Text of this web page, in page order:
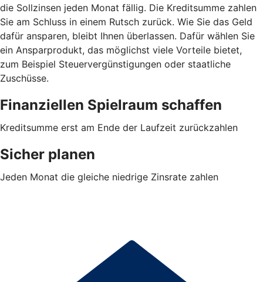
die Sollzinsen jeden Monat fällig. Die Kreditsumme zahlen
Sie am Schluss in einem Rutsch zurück. Wie Sie das Geld
dafür ansparen, bleibt Ihnen überlassen. Dafür wählen Sie
ein Ansparprodukt, das möglichst viele Vorteile bietet,
zum Beispiel Steuervergünstigungen oder staatliche
Zuschüsse.
Finanziellen Spielraum schaffen
Kreditsumme erst am Ende der Laufzeit zurückzahlen
Sicher planen
Jeden Monat die gleiche niedrige Zinsrate zahlen